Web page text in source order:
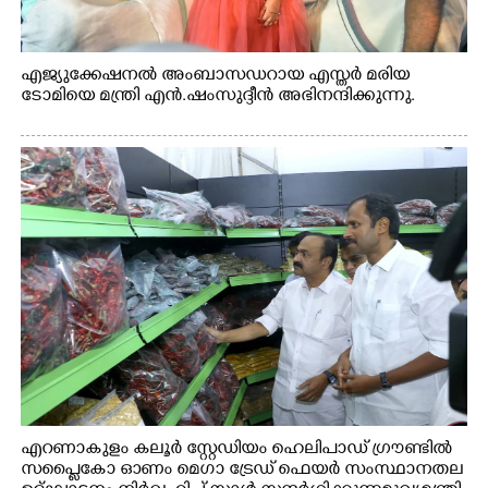
എജ്യുക്കേഷനൽ അംബാസഡറായ എസ്തർ മരിയ
ടോമിയെ മന്ത്രി എൻ.ഷംസുദ്ദീൻ അഭിനന്ദിക്കുന്നു.
എറണാകുളം കലൂർ സ്റ്റേഡിയം ഹെലിപാഡ് ഗ്രൗണ്ടിൽ
സപ്ളൈകോ ഓണം മെഗാ ട്രേഡ് ഫെയർ സംസ്ഥാനതല